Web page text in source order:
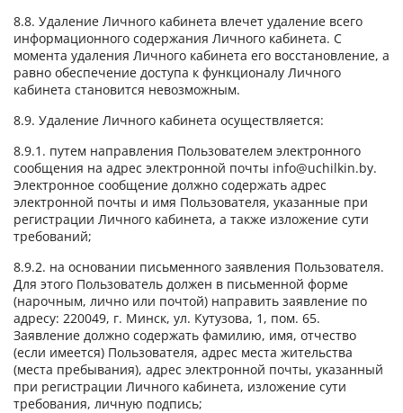
8.8. Удаление Личного кабинета влечет удаление всего
информационного содержания Личного кабинета. С
момента удаления Личного кабинета его восстановление, а
равно обеспечение доступа к функционалу Личного
кабинета становится невозможным.
8.9. Удаление Личного кабинета осуществляется:
8.9.1. путем направления Пользователем электронного
сообщения на адрес электронной почты info@uchilkin.by.
Электронное сообщение должно содержать адрес
электронной почты и имя Пользователя, указанные при
регистрации Личного кабинета, а также изложение сути
требований;
8.9.2. на основании письменного заявления Пользователя.
Для этого Пользователь должен в письменной форме
(нарочным, лично или почтой) направить заявление по
адресу: 220049, г. Минск, ул. Кутузова, 1, пом. 65.
Заявление должно содержать фамилию, имя, отчество
(если имеется) Пользователя, адрес места жительства
(места пребывания), адрес электронной почты, указанный
при регистрации Личного кабинета, изложение сути
требования, личную подпись;